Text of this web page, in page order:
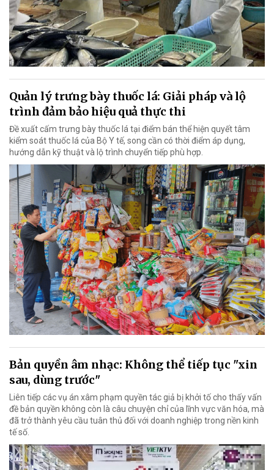
Quản lý trưng bày thuốc lá: Giải pháp và lộ
trình đảm bảo hiệu quả thực thi
Đề xuất cấm trưng bày thuốc lá tại điểm bán thể hiện quyết tâm
kiểm soát thuốc lá của Bộ Y tế, song cần có thời điểm áp dụng,
hướng dẫn kỹ thuật và lộ trình chuyển tiếp phù hợp.
Bản quyền âm nhạc: Không thể tiếp tục "xin
sau, dùng trước"
Liên tiếp các vụ án xâm phạm quyền tác giả bị khởi tố cho thấy vấn
đề bản quyền không còn là câu chuyện chỉ của lĩnh vực văn hóa, mà
đã trở thành yêu cầu tuân thủ đối với doanh nghiệp trong nền kinh
tế số.